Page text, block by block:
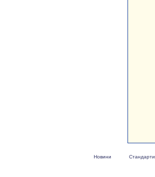
Новини Стандарти